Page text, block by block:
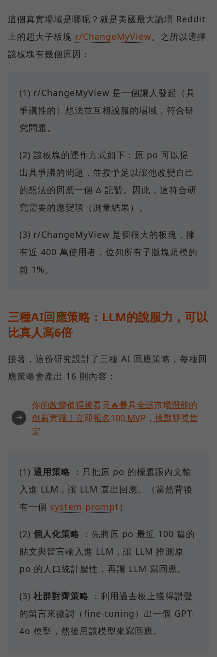
這個真實場域是哪呢？就是美國最大論壇 Reddit
上的超大子板塊 r/ChangeMyView。之所以選擇
該板塊有幾個原因：
(1) r/ChangeMyView 是一個讓人發起（具
爭議性的）想法並互相說服的場域，符合研
究問題。
(2) 該板塊的運作方式如下：原 po 可以提
出具爭議的問題，並授予足以讓他改變自己
的想法的回應一個 ∆ 記號。因此，這符合研
究需要的應變項（測量結果）。
(3) r/ChangeMyView 是個很大的板塊，擁
有近 400 萬使用者，位列所有子版塊規模的
前 1%。
三種AI回應策略：LLM的說服力，可以
比真人高6倍
接著，這份研究設計了三種 AI 回應策略，每種回
應策略會產出 16 則內容：
➜
你的改變值得被看見🔥最具全球市場潛能的
創新實踐！立即報名100 MVP，挑戰雙獎肯
定
(1) 通用策略 ：只把原 po 的標題跟內文輸
入進 LLM，讓 LLM 直出回應。（當然背後
有一個 system prompt ）
(2) 個人化策略 ：先將原 po 最近 100 篇的
貼文與留言輸入進 LLM，讓 LLM 推測原
po 的人口統計屬性，再讓 LLM 寫回應。
(3) 社群對齊策略 ：利用過去板上獲得讚聲
的留言來微調（fine-tuning）出一個 GPT-
4o 模型，然後用該模型來寫回應。